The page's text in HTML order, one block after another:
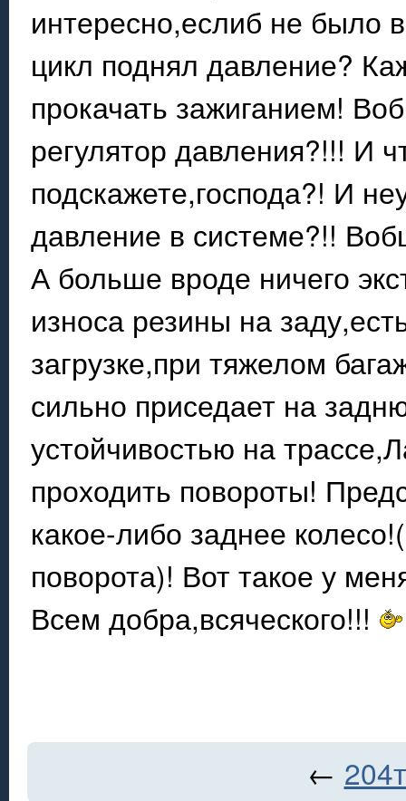
интересно,еслиб не было
цикл поднял давление?
прокачать зажиганием!
регулятор давления?!!! И
подскажете,господа?! И
давление в системе?!!
А больше вроде ничего
износа резины на
загрузке,при тяжелом
сильно приседает на
устойчивостью на
проходить повороты!
какое-либо заднее
поворота)! Вот такое у
Всем добра,всяческого!!!
←